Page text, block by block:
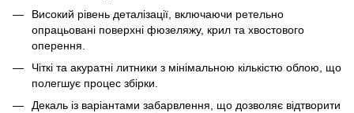
Високий рівень деталізації, включаючи ретельно
опрацьовані поверхні фюзеляжу, крил та хвостового
оперення.
Чіткі та акуратні литники з мінімальною кількістю облою, що
полегшує процес збірки.
Декаль із варіантами забарвлення, що дозволяє відтворити